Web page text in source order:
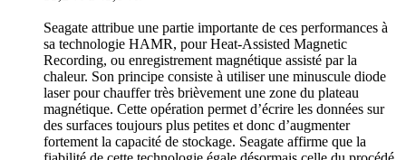
Seagate attribue une partie importante de ces performances à
sa technologie HAMR, pour Heat-Assisted Magnetic
Recording, ou enregistrement magnétique assisté par la
chaleur. Son principe consiste à utiliser une minuscule diode
laser pour chauffer très brièvement une zone du plateau
magnétique. Cette opération permet d’écrire les données sur
des surfaces toujours plus petites et donc d’augmenter
fortement la capacité de stockage. Seagate affirme que la